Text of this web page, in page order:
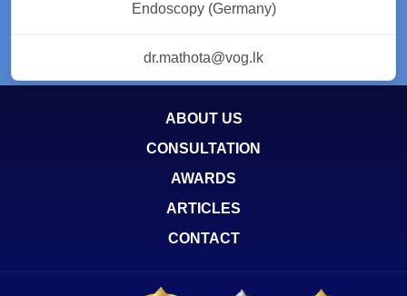
Endoscopy (Germany)
dr.mathota@vog.lk
ABOUT US
CONSULTATION
AWARDS
ARTICLES
CONTACT